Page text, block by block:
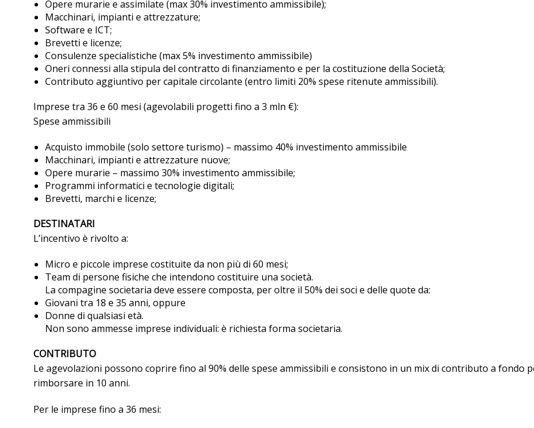
Opere murarie e assimilate (max 30% investimento ammissibile);
Macchinari, impianti e attrezzature;
Software e ICT;
Brevetti e licenze;
Consulenze specialistiche (max 5% investimento ammissibile)
Oneri connessi alla stipula del contratto di finanziamento e per la costituzione della Società;
Contributo aggiuntivo per capitale circolante (entro limiti 20% spese ritenute ammissibili).
Imprese tra 36 e 60 mesi (agevolabili progetti fino a 3 mln €):
Spese ammissibili
Acquisto immobile (solo settore turismo) – massimo 40% investimento ammissibile
Macchinari, impianti e attrezzature nuove;
Opere murarie – massimo 30% investimento ammissibile;
Programmi informatici e tecnologie digitali;
Brevetti, marchi e licenze;
DESTINATARI
L’incentivo è rivolto a:
Micro e piccole imprese costituite da non più di 60 mesi;
Team di persone fisiche che intendono costituire una società.
La compagine societaria deve essere composta, per oltre il 50% dei soci e delle quote da:
Giovani tra 18 e 35 anni, oppure
Donne di qualsiasi età.
Non sono ammesse imprese individuali: è richiesta forma societaria.
CONTRIBUTO
Le agevolazioni possono coprire fino al 90% delle spese ammissibili e consistono in un mix di contributo a fondo
rimborsare in 10 anni.
Per le imprese fino a 36 mesi: